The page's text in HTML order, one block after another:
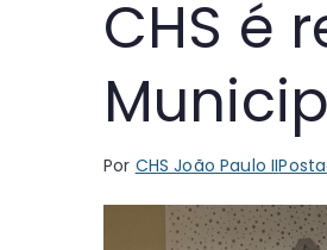
CHS é
Por CHS João Paulo II